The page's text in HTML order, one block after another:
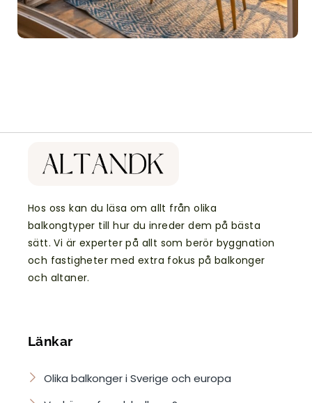
Hos oss kan du läsa om allt från olika
balkongtyper till hur du inreder dem på bästa
sätt. Vi är experter på allt som berör byggnation
och fastigheter med extra fokus på balkonger
och altaner.
Länkar
Olika balkonger i Sverige och europa